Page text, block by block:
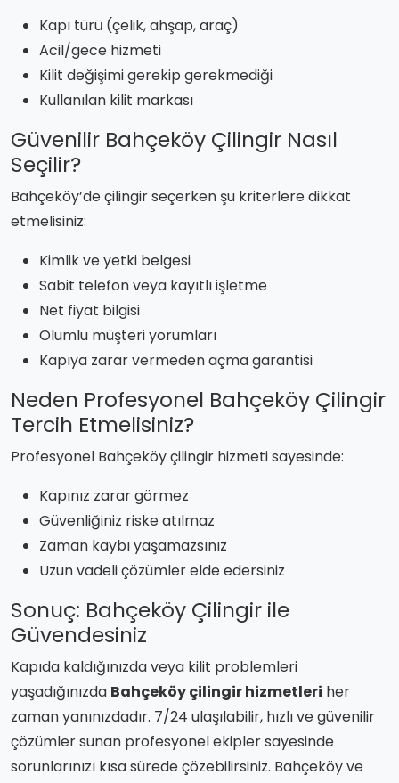
Kapı türü (çelik, ahşap, araç)
Acil/gece hizmeti
Kilit değişimi gerekip gerekmediği
Kullanılan kilit markası
Güvenilir Bahçeköy Çilingir Nasıl
Seçilir?
Bahçeköy’de çilingir seçerken şu kriterlere dikkat
etmelisiniz:
Kimlik ve yetki belgesi
Sabit telefon veya kayıtlı işletme
Net fiyat bilgisi
Olumlu müşteri yorumları
Kapıya zarar vermeden açma garantisi
Neden Profesyonel Bahçeköy Çilingir
Tercih Etmelisiniz?
Profesyonel Bahçeköy çilingir hizmeti sayesinde:
Kapınız zarar görmez
Güvenliğiniz riske atılmaz
Zaman kaybı yaşamazsınız
Uzun vadeli çözümler elde edersiniz
Sonuç: Bahçeköy Çilingir ile
Güvendesiniz
Kapıda kaldığınızda veya kilit problemleri
yaşadığınızda Bahçeköy çilingir hizmetleri her
zaman yanınızdadır. 7/24 ulaşılabilir, hızlı ve güvenilir
çözümler sunan profesyonel ekipler sayesinde
sorunlarınızı kısa sürede çözebilirsiniz. Bahçeköy ve